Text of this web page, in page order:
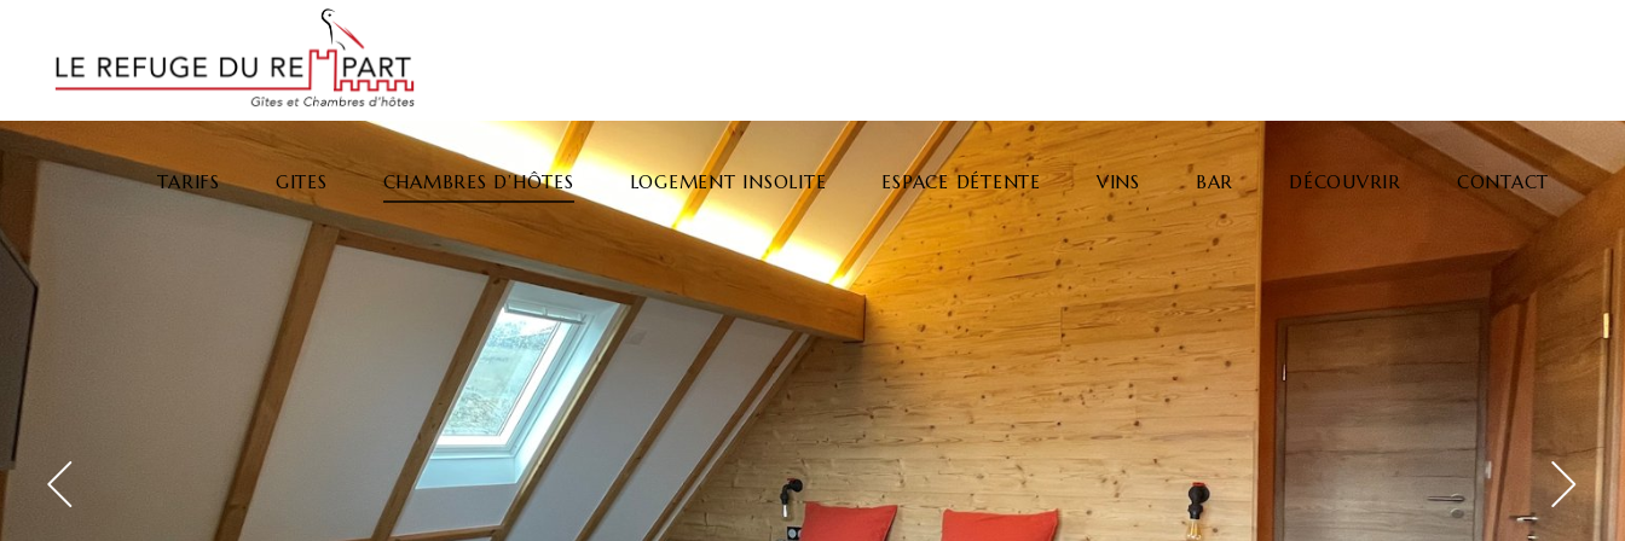
TARIFS GITES CHAMBRES D’HÔTES LOGEMENT INSOLITE ESPACE DÉTENTE VINS BAR DÉCOUVRIR CONTACT